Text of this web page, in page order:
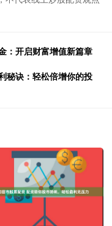
：开启财富增值新篇章
秘诀：轻松倍增你的投